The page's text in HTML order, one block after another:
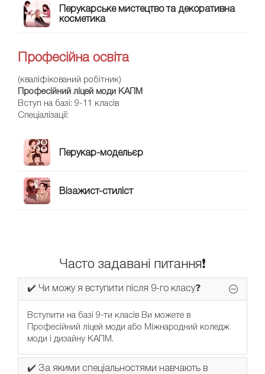
Перукарське мистецтво та декоративна
косметика
Професійна освіта
(кваліфікований робітник)
Професійний ліцей моди КАПМ
Вступ на базі: 9-11 класів
Спеціалізації:
Перукар-модельєр
Візажист-стиліст
Часто задавані питання❗️
✔️ Чи можу я вступити після 9-го класу❓
Вступити на базі 9-ти класів Ви можете в
Професійний ліцей моди або Міжнародний коледж
моди і дизайну КАПМ.
✔️ За якими спеціальностями навчають в